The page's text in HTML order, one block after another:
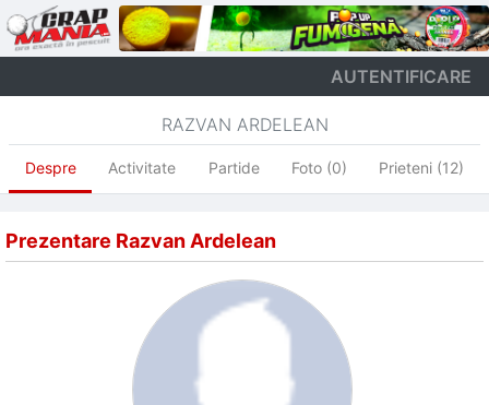
AUTENTIFICARE
RAZVAN ARDELEAN
Despre Activitate Partide Foto (0) Prieteni (12)
Prezentare Razvan Ardelean